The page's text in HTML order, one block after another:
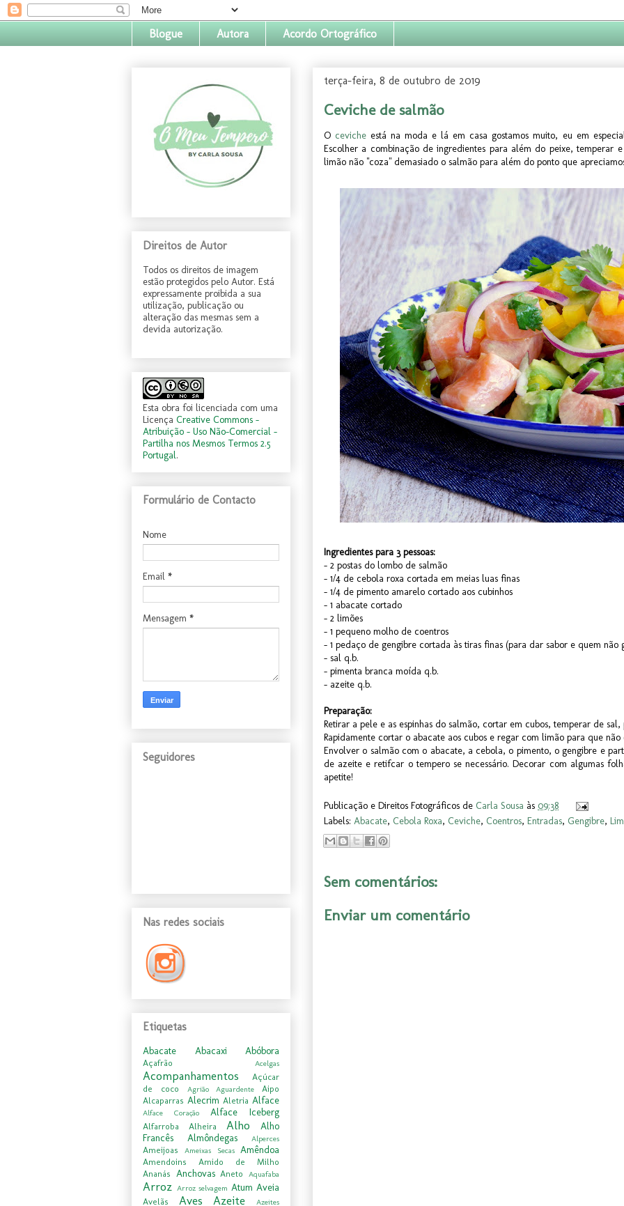
Blogue Autora Acordo Ortográfico
terça-feira, 8 de outubro de 2019
Ceviche de salmão
O ceviche está na moda e lá em casa gostamos muito, eu em
Escolher a combinação de ingredientes para além do peixe, temperar
limão não "coza" demasiado o salmão para além do ponto que
Ingredientes para 3 pessoas:
- 2 postas do lombo de salmão
- 1/4 de cebola roxa cortada em meias luas finas
- 1/4 de pimento amarelo cortado aos cubinhos
- 1 abacate cortado
- 2 limões
- 1 pequeno molho de coentros
- 1 pedaço de gengibre cortada às tiras finas (para dar sabor e quem não
- sal q.b.
- pimenta branca moída q.b.
- azeite q.b.
Preparação:
Retirar a pele e as espinhas do salmão, cortar em cubos, temperar de
Rapidamente cortar o abacate aos cubos e regar com limão para que não
Envolver o salmão com o abacate, a cebola, o pimento, o gengibre e
de azeite e retifcar o tempero se necessário. Decorar com algumas
apetite!
Publicação e Direitos Fotográficos de Carla Sousa às 09:38
Labels: Abacate, Cebola Roxa, Ceviche, Coentros, Entradas, Gengibre,
Sem comentários:
Enviar um comentário
Direitos de Autor
Todos os direitos de imagem
estão protegidos pelo Autor. Está
expressamente proibida a sua
utilização, publicação ou
alteração das mesmas sem a
devida autorização.
Esta obra foi licenciada com uma
Licença Creative Commons -
Atribuição - Uso Não-Comercial -
Partilha nos Mesmos Termos 2.5
Portugal.
Formulário de Contacto
Nome
Email *
Mensagem *
Seguidores
Nas redes sociais
Etiquetas
Abacate Abacaxi Abóbora
Açafrão Acelgas
Acompanhamentos
Açúcar
de coco
Agrião Aguardente
Aipo
Alcaparras Alecrim Aletria Alface
Alface Coração Alface Iceberg
Alfarroba Alheira Alho
Alho
Francês
Almôndegas Alperces
Ameijoas Ameixas Secas Amêndoa
Amendoins
Amido de Milho
Ananás Anchovas Aneto Aquafaba
Arroz Arroz selvagem Atum Aveia
Avelãs Aves Azeite
Azeites